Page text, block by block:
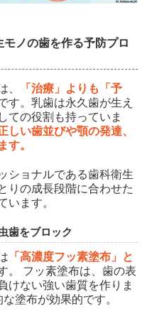
ノの歯を作る予防プロ
、
「治療」よりも「予
す。乳歯は永久歯が生え
ての役割も持っていま
しい歯並びや顎の発達、
す。
ショナルである歯科衛生
りの成長段階に合わせた
います。
歯をブロック
「高濃度フッ素塗布」と
。 フッ素塗布は、歯の表
けない強い歯質を作りま
塗布が効果的です。